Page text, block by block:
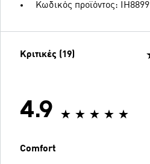
Κωδικός προϊόντος: IH8899
Κριτικές (19)
4.9
Comfort